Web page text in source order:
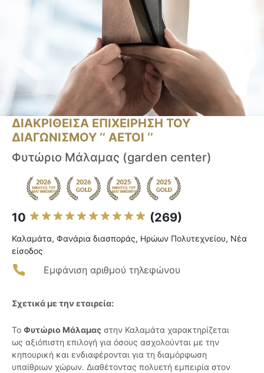
ΔΙΑΚΡΙΘΕΙΣΑ ΕΠΙΧΕΙΡΗΣΗ ΤΟΥ
ΔΙΑΓΩΝΙΣΜΟΥ ‘’ ΑΕΤΟΙ ‘’
Φυτώριο Μάλαμας (garden center)
10 (269)
Καλαμάτα, Φανάρια διασποράς, Ηρώων Πολυτεχνείου, Νέα
είσοδος
Εμφάνιση αριθμού τηλεφώνου
Σχετικά με την εταιρεία:
Το Φυτώριο Μάλαμας στην Καλαμάτα χαρακτηρίζεται
ως αξιόπιστη επιλογή για όσους ασχολούνται με την
κηπουρική και ενδιαφέρονται για τη διαμόρφωση
υπαίθριων χώρων. Διαθέτοντας πολυετή εμπειρία στον